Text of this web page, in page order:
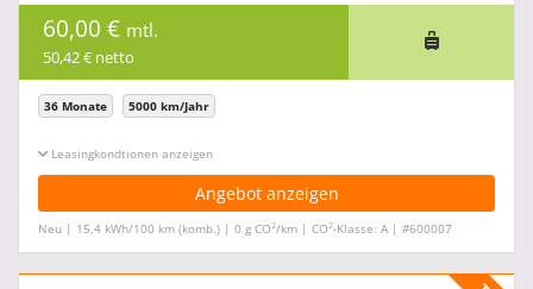
60,00 € mtl.
50,42 € netto
36 Monate 5000 km/Jahr
Leasingkonditionen ein-/ausblenden
Angebot anzeigen
Neu | 15,4 kWh/100 km (komb.) | 0 g CO2/km | CO2-Klasse: A | #600007